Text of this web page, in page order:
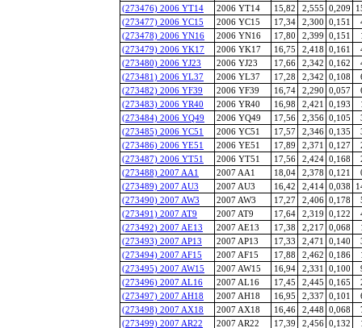
(273476) 2006 YT14
2006 YT14 15,82 2,555 0,209
(273477) 2006 YC15
2006 YC15 17,34 2,300 0,151
(273478) 2006 YN16
2006 YN16 17,80 2,399 0,151
(273479) 2006 YK17
2006 YK17 16,75 2,418 0,161
(273480) 2006 YJ23
2006 YJ23 17,66 2,342 0,162
(273481) 2006 YL37
2006 YL37 17,28 2,342 0,108
(273482) 2006 YF39
2006 YF39 16,74 2,290 0,057
(273483) 2006 YR40
2006 YR40 16,98 2,421 0,193
(273484) 2006 YQ49
2006 YQ49 17,56 2,356 0,105
(273485) 2006 YC51
2006 YC51 17,57 2,346 0,135
(273486) 2006 YE51
2006 YE51 17,89 2,371 0,127
(273487) 2006 YT51
2006 YT51 17,56 2,424 0,168
(273488) 2007 AA1
2007 AA1 18,04 2,378 0,121
(273489) 2007 AU3
2007 AU3 16,42 2,414 0,038
(273490) 2007 AW3
2007 AW3 17,27 2,406 0,178
(273491) 2007 AT9
2007 AT9 17,64 2,319 0,122
(273492) 2007 AE13
2007 AE13 17,38 2,217 0,068
(273493) 2007 AP13
2007 AP13 17,33 2,471 0,140
(273494) 2007 AF15
2007 AF15 17,88 2,462 0,186
(273495) 2007 AW15
2007 AW15 16,94 2,331 0,100
(273496) 2007 AL16
2007 AL16 17,45 2,445 0,165
(273497) 2007 AH18
2007 AH18 16,95 2,337 0,101
(273498) 2007 AX18
2007 AX18 16,46 2,448 0,068
(273499) 2007 AR22
2007 AR22 17,39 2,456 0,132